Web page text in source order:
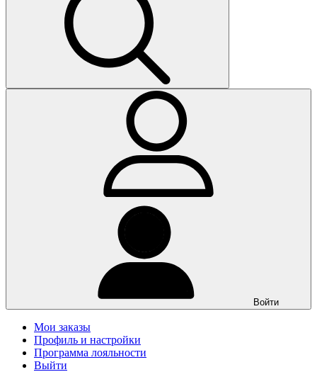
Войти
Мои заказы
Профиль и настройки
Программа лояльности
Выйти